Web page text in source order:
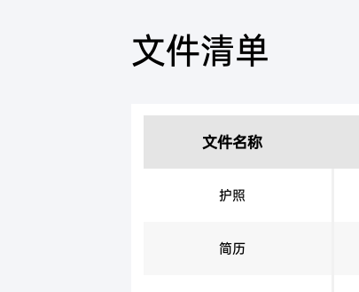
文件清单
文件名称
护照
简历